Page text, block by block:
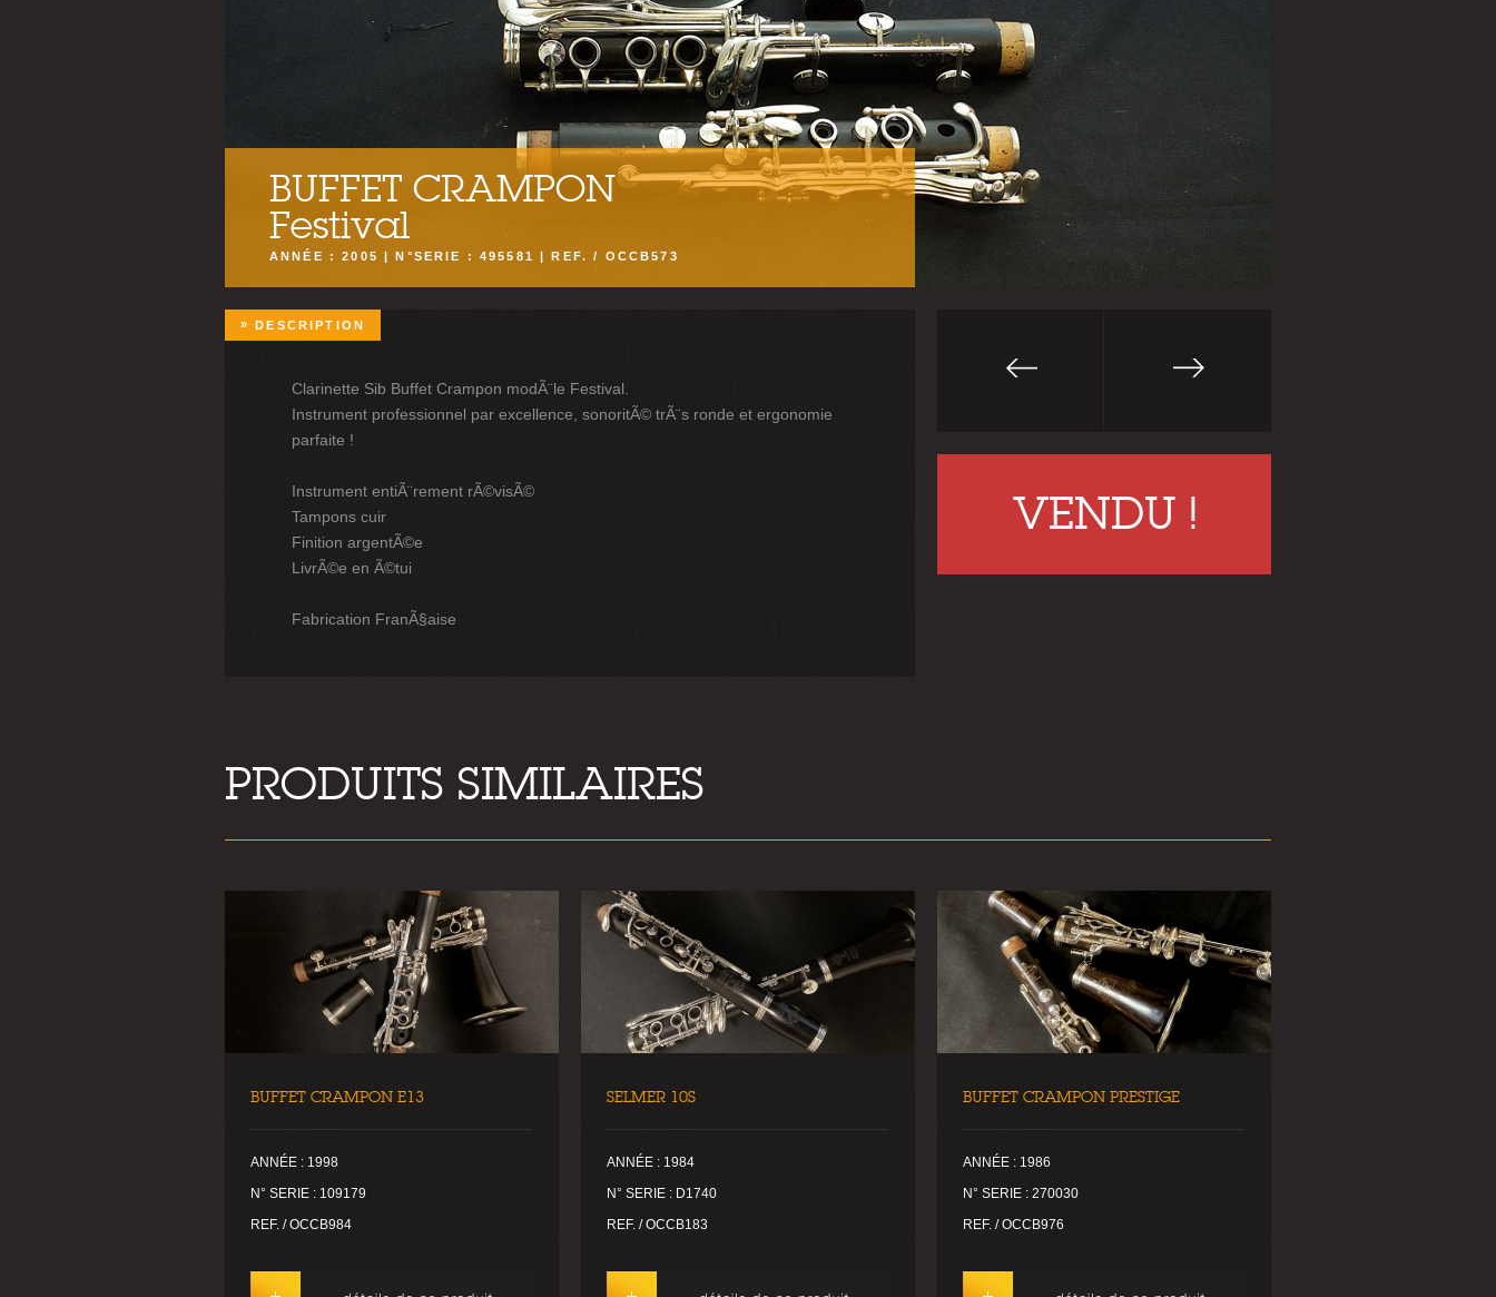
BUFFET CRAMPON
Festival
ANNÉE : 2005 | N°SERIE : 495581 | REF. / OCCB573
DESCRIPTION
Clarinette Sib Buffet Crampon modÃ¨le Festival.
Instrument professionnel par excellence, sonoritÃ© trÃ¨s ronde et ergonomie
parfaite !
Instrument entiÃ¨rement rÃ©visÃ©
Tampons cuir
Finition argentÃ©e
LivrÃ©e en Ã©tui
Fabrication FranÃ§aise
VENDU !
PRODUITS SIMILAIRES
BUFFET CRAMPON E13
ANNÉE : 1998
N° SERIE : 109179
REF. / OCCB984
SELMER 10S
ANNÉE : 1984
N° SERIE : D1740
REF. / OCCB183
BUFFET CRAMPON PRESTIGE
ANNÉE : 1986
N° SERIE : 270030
REF. / OCCB976